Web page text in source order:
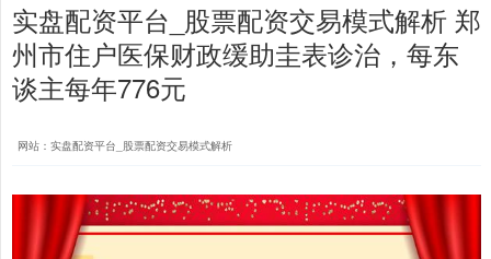
实盘配资平台_股票配资交易模式解析 郑
州市住户医保财政缓助圭表诊治，每东
谈主每年776元
网站：实盘配资平台_股票配资交易模式解析